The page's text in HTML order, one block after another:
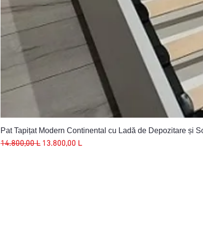
Pat Tapițat Modern Continental cu Ladă de Depozitare și
Preț normal
14.800,00 L Preț redus
13.800,00 L